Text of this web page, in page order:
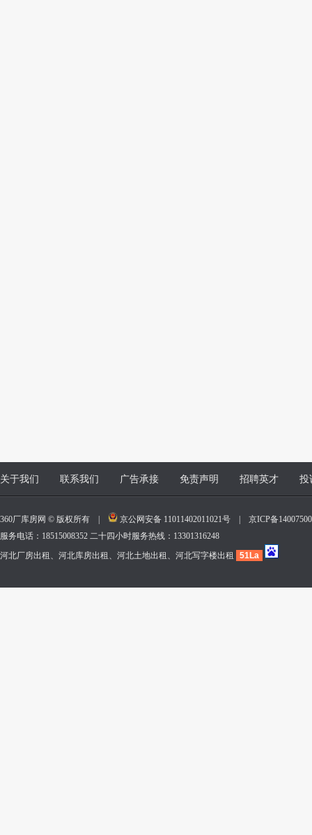
关于我们 联系我们 广告承接 免责声明 招聘英才 投
360厂库房网 © 版权所有 | 京公网安备 11011402011021号
京ICP备
服务电话：18515008352 二十四小时服务热线：13301316248
河北厂房出租、河北库房出租、河北土地出租、河北写字楼出租
51La